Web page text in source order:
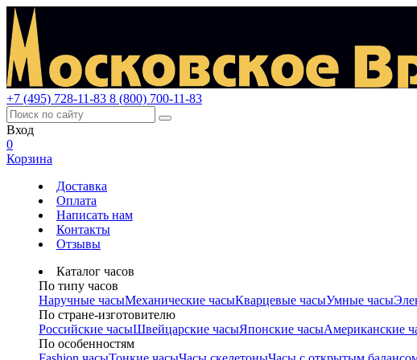
+7 (495) 728-11-83 8 (800) 700-11-83
Вход
0
Корзина
Доставка
Оплата
Написать нам
Контакты
Отзывы
Каталог часов
По типу часов
Наручные часыМеханические часыКварцевые часыУмные часы
По стране-изготовителю
Российские часыШвейцарские часыЯпонские часыАмериканские
По особенностям